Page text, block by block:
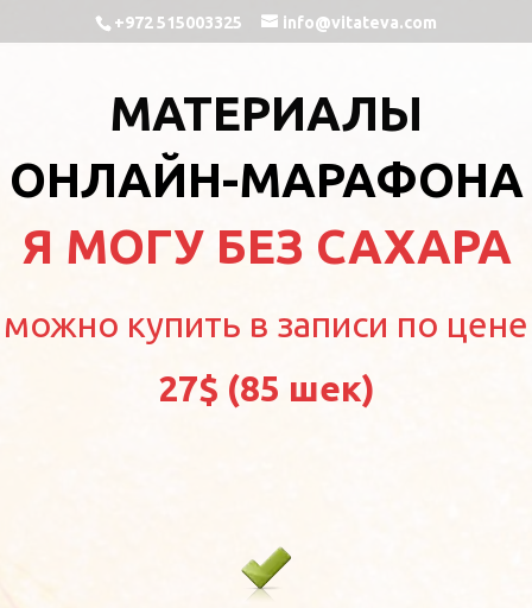
+972 515003325 info@vitateva.com
МАТЕРИАЛЫ
ОНЛАЙН-МАРАФОНА
Я МОГУ БЕЗ САХАРА
можно купить в записи по цене
27$ (85 шек)